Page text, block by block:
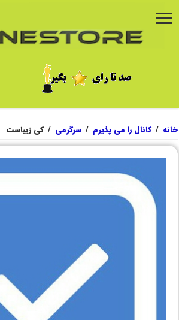
خانه / کانال را می پذیرم / سرگرمی / کی زیباست